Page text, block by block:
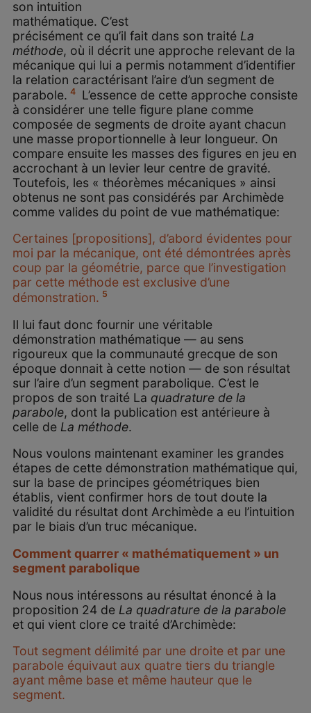
son intuition
mathématique. C’est
précisément ce qu’il fait dans son traité La
méthode, où il décrit une approche relevant de la
mécanique qui lui a permis notamment d’identifier
la relation caractérisant l’aire d’un segment de
parabole. 4
L’essence de cette approche consiste
à considérer une telle figure plane comme
composée de segments de droite ayant chacun
une masse proportionnelle à leur longueur. On
compare ensuite les masses des figures en jeu en
accrochant à un levier leur centre de gravité.
Toutefois, les « théorèmes mécaniques » ainsi
obtenus ne sont pas considérés par Archimède
comme valides du point de vue mathématique:
Certaines [propositions], d’abord évidentes pour
moi par la mécanique, ont été démontrées après
coup par la géométrie, parce que l’investigation
par cette méthode est exclusive d’une
démonstration. 5
Il lui faut donc fournir une véritable
démonstration mathématique — au sens
rigoureux que la communauté grecque de son
époque donnait à cette notion — de son résultat
sur l’aire d’un segment parabolique. C’est le
propos de son traité La quadrature de la
parabole, dont la publication est antérieure à
celle de La méthode.
Nous voulons maintenant examiner les grandes
étapes de cette démonstration mathématique qui,
sur la base de principes géométriques bien
établis, vient confirmer hors de tout doute la
validité du résultat dont Archimède a eu l’intuition
par le biais d’un truc mécanique.
Comment quarrer « mathématiquement » un
segment parabolique
Nous nous intéressons au résultat énoncé à la
proposition 24 de La quadrature de la parabole
et qui vient clore ce traité d’Archimède:
Tout segment délimité par une droite et par une
parabole équivaut aux quatre tiers du triangle
ayant même base et même hauteur que le
segment.